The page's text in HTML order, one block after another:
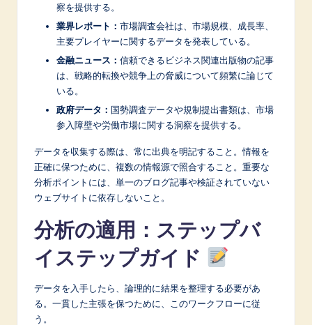
察を提供する。
業界レポート： 市場調査会社は、市場規模、成長率、
主要プレイヤーに関するデータを発表している。
金融ニュース： 信頼できるビジネス関連出版物の記事
は、戦略的転換や競争上の脅威について頻繁に論じて
いる。
政府データ： 国勢調査データや規制提出書類は、市場
参入障壁や労働市場に関する洞察を提供する。
データを収集する際は、常に出典を明記すること。情報を
正確に保つために、複数の情報源で照合すること。重要な
分析ポイントには、単一のブログ記事や検証されていない
ウェブサイトに依存しないこと。
分析の適用：ステップバ
イステップガイド
データを入手したら、論理的に結果を整理する必要があ
る。一貫した主張を保つために、このワークフローに従
う。